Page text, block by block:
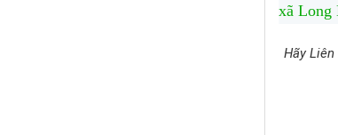
xã Long
Hãy Liên